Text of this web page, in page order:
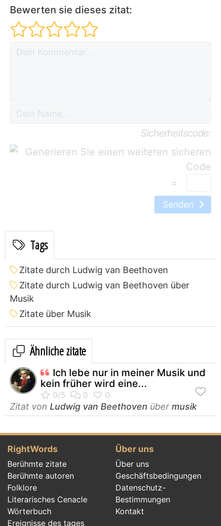
Bewerten sie dieses zitat:
Sicherheitscode:
=
Senden
Tags
Zitate durch Ludwig van Beethoven
Zitate durch Ludwig van Beethoven über
Musik
Zitate über Musik
Ähnliche zitate
Ich lebe nur in meiner Musik und
kein früher wird eine...
Zitat von Ludwig van Beethoven über musik
RightWords
Berühmte zitate
Berühmte autoren
Folklore
Literarisches Cenacle
Wörterbuch
Ereignisse des tages
Über uns
Über uns
Geschäftsbedingungen
Datenschutz-
Bestimmungen
Kontakt